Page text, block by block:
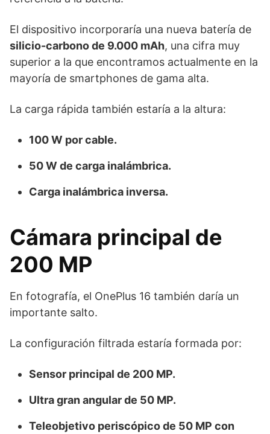
El dispositivo incorporaría una nueva batería de
silicio-carbono de 9.000 mAh, una cifra muy
superior a la que encontramos actualmente en la
mayoría de smartphones de gama alta.
La carga rápida también estaría a la altura:
100 W por cable.
50 W de carga inalámbrica.
Carga inalámbrica inversa.
Cámara principal de
200 MP
En fotografía, el OnePlus 16 también daría un
importante salto.
La configuración filtrada estaría formada por:
Sensor principal de 200 MP.
Ultra gran angular de 50 MP.
Teleobjetivo periscópico de 50 MP con